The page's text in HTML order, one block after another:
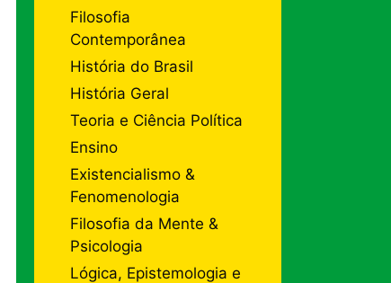
Filosofia
Contemporânea
História do Brasil
História Geral
Teoria e Ciência Política
Ensino
Existencialismo &
Fenomenologia
Filosofia da Mente &
Psicologia
Lógica, Epistemologia e